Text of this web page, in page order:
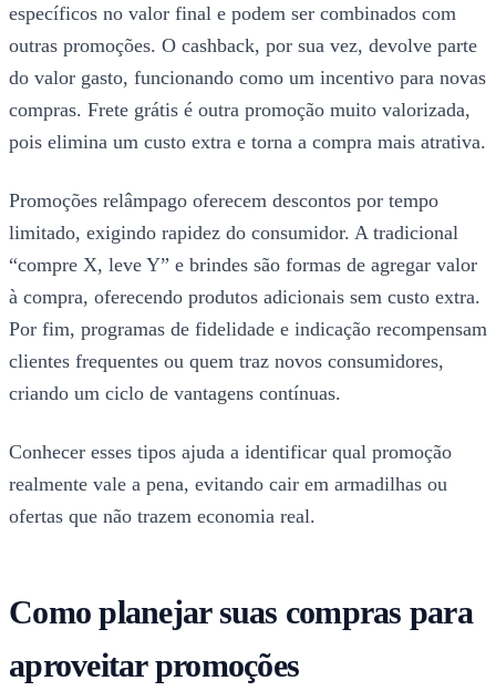
específicos no valor final e podem ser combinados com
outras promoções. O cashback, por sua vez, devolve parte
do valor gasto, funcionando como um incentivo para novas
compras. Frete grátis é outra promoção muito valorizada,
pois elimina um custo extra e torna a compra mais atrativa.
Promoções relâmpago oferecem descontos por tempo
limitado, exigindo rapidez do consumidor. A tradicional
“compre X, leve Y” e brindes são formas de agregar valor
à compra, oferecendo produtos adicionais sem custo extra.
Por fim, programas de fidelidade e indicação recompensam
clientes frequentes ou quem traz novos consumidores,
criando um ciclo de vantagens contínuas.
Conhecer esses tipos ajuda a identificar qual promoção
realmente vale a pena, evitando cair em armadilhas ou
ofertas que não trazem economia real.
Como planejar suas compras para
aproveitar promoções